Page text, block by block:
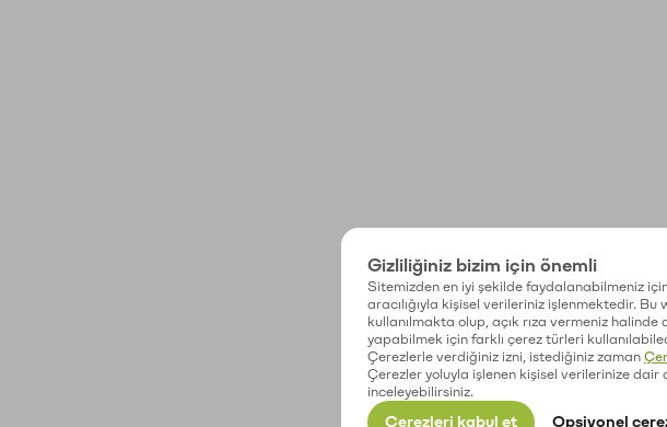
Gizliliğiniz bizim için önemli
Sitemizden en iyi şekilde faydalanabilmeniz
aracılığıyla kişisel verileriniz işlenmektedir.
kullanılmakta olup, açık rıza vermeniz
yapabilmek için farklı çerez türleri
Çerezlerle verdiğiniz izni, istediğiniz zaman
Çerezler yoluyla işlenen kişisel verilerinize
inceleyebilirsiniz.
Çerezleri kabul et Opsiyonel